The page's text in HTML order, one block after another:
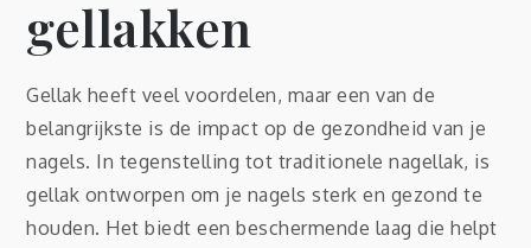
gellakken
Gellak heeft veel voordelen, maar een van de
belangrijkste is de impact op de gezondheid van je
nagels. In tegenstelling tot traditionele nagellak, is
gellak ontworpen om je nagels sterk en gezond te
houden. Het biedt een beschermende laag die helpt